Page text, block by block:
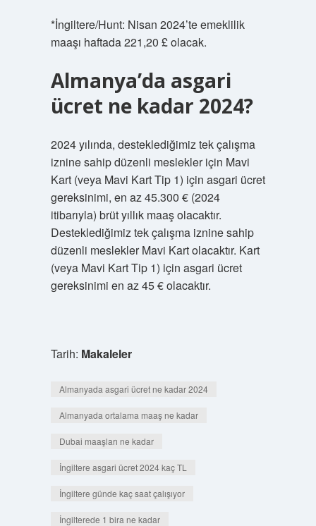
*İngiltere/Hunt: Nisan 2024’te emeklilik
maaşı haftada 221,20 £ olacak.
Almanya’da asgari
ücret ne kadar 2024?
2024 yılında, desteklediğimiz tek çalışma
iznine sahip düzenli meslekler için Mavi
Kart (veya Mavi Kart Tip 1) için asgari ücret
gereksinimi, en az 45.300 € (2024
itibarıyla) brüt yıllık maaş olacaktır.
Desteklediğimiz tek çalışma iznine sahip
düzenli meslekler Mavi Kart olacaktır. Kart
(veya Mavi Kart Tip 1) için asgari ücret
gereksinimi en az 45 € olacaktır.
Tarih: Makaleler
Almanyada asgari ücret ne kadar 2024
Almanyada ortalama maaş ne kadar
Dubai maaşları ne kadar
İngiltere asgari ücret 2024 kaç TL
İngiltere günde kaç saat çalışıyor
İngilterede 1 bira ne kadar